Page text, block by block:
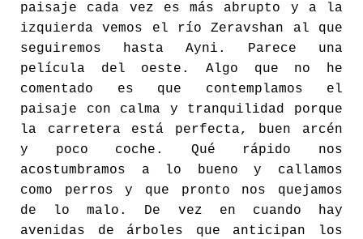
paisaje cada vez es más abrupto y a la
izquierda vemos el río Zeravshan al que
seguiremos hasta Ayni. Parece una
película del oeste. Algo que no he
comentado es que contemplamos el
paisaje con calma y tranquilidad porque
la carretera está perfecta, buen arcén
y poco coche. Qué rápido nos
acostumbramos a lo bueno y callamos
como perros y que pronto nos quejamos
de lo malo. De vez en cuando hay
avenidas de árboles que anticipan los